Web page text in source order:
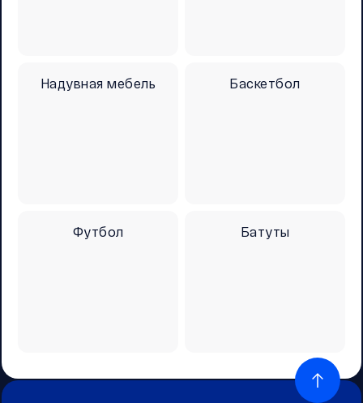
Надувная мебель Баскетбол
Футбол Батуты